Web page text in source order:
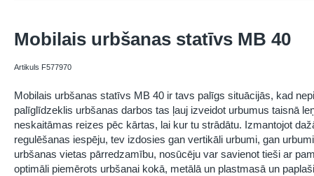
Mobilais urbšanas statīvs MB 40
Artikuls F577970
Mobilais urbšanas statīvs MB 40 ir tavs palīgs situācijās, kad
palīglīdzeklis urbšanas darbos tas ļauj izveidot urbumus taisnā
neskaitāmas reizes pēc kārtas, lai kur tu strādātu. Izmantojot
regulēšanas iespēju, tev izdosies gan vertikāli urbumi, gan
urbšanas vietas pārredzamību, nosūcēju var savienot tieši ar
optimāli piemērots urbšanai kokā, metālā un plastmasā un